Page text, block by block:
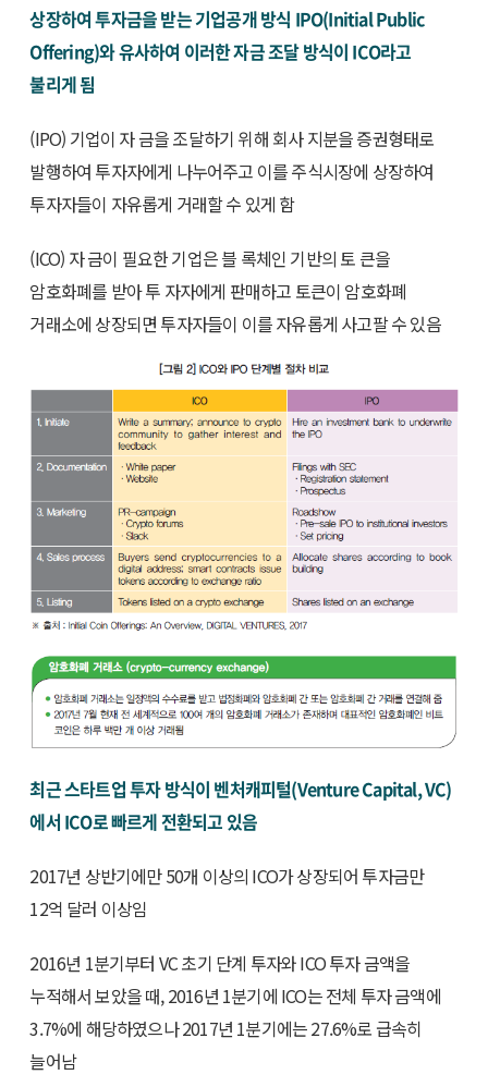
상장하여 투자금을 받는 기업공개 방식 IPO(Initial Public
Offering)와 유사하여 이러한 자금 조달 방식이 ICO라고
불리게 됨
(IPO) 기업이 자 금을 조달하기 위해 회사 지분을 증권형태로
발행하여 투자자에게 나누어주고 이를 주식시장에 상장하여
투자자들이 자유롭게 거래할 수 있게 함
(ICO) 자 금이 필요한 기업은 블 록체인 기반의 토 큰을
암호화폐를 받아 투 자자에게 판매하고 토큰이 암호화폐
거래소에 상장되면 투자자들이 이를 자유롭게 사고팔 수 있음
최근 스타트업 투자 방식이 벤처캐피털(Venture Capital, VC)
에서 ICO로 빠르게 전환되고 있음
2017년 상반기에만 50개 이상의 ICO가 상장되어 투자금만
12억 달러 이상임
2016년 1분기부터 VC 초기 단계 투자와 ICO 투자 금액을
누적해서 보았을 때, 2016년 1분기에 ICO는 전체 투자 금액에
3.7%에 해당하였으나 2017년 1분기에는 27.6%로 급속히
늘어남